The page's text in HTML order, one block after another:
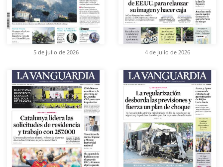
5 de julio de 2026 4 de julio de 2026